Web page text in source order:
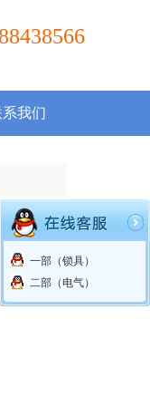
我们
一部（锁具）
二部（电气）